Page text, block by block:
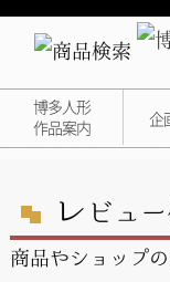
博多人形
作品案内
企
レ ビュ
商品やショップ